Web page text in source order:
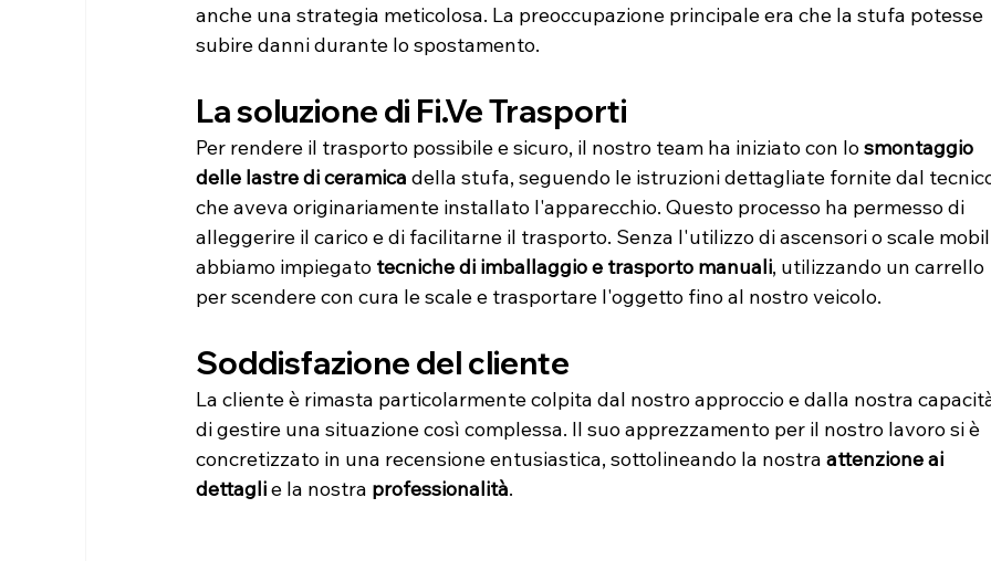
anche una strategia meticolosa. La preoccupazione principale era che la stufa potesse
subire danni durante lo spostamento.
La soluzione di Fi.Ve Trasporti
Per rendere il trasporto possibile e sicuro, il nostro team ha iniziato con lo smontaggio
delle lastre di ceramica della stufa, seguendo le istruzioni dettagliate fornite dal
che aveva originariamente installato l'apparecchio. Questo processo ha permesso di
alleggerire il carico e di facilitarne il trasporto. Senza l'utilizzo di ascensori o scale
abbiamo impiegato tecniche di imballaggio e trasporto manuali, utilizzando un carrello
per scendere con cura le scale e trasportare l'oggetto fino al nostro veicolo.
Soddisfazione del cliente
La cliente è rimasta particolarmente colpita dal nostro approccio e dalla nostra
di gestire una situazione così complessa. Il suo apprezzamento per il nostro lavoro si è
concretizzato in una recensione entusiastica, sottolineando la nostra attenzione ai
dettagli e la nostra professionalità.